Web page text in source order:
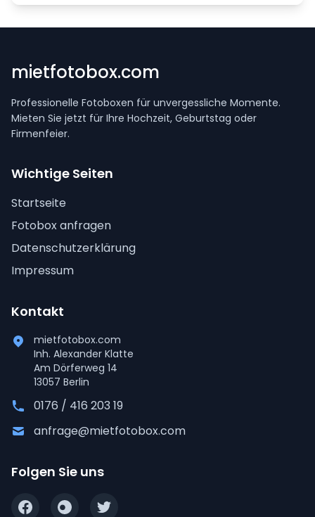
mietfotobox.com
Professionelle Fotoboxen für unvergessliche Momente.
Mieten Sie jetzt für Ihre Hochzeit, Geburtstag oder
Firmenfeier.
Wichtige Seiten
Startseite
Fotobox anfragen
Datenschutzerklärung
Impressum
Kontakt
mietfotobox.com
Inh. Alexander Klatte
Am Dörferweg 14
13057 Berlin
0176 / 416 203 19
anfrage@mietfotobox.com
Folgen Sie uns